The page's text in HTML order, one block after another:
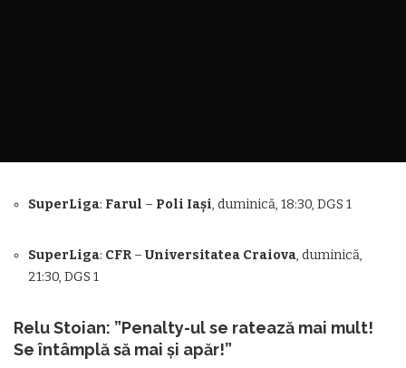
SuperLiga: Farul – Poli Iași, duminică, 18:30, DGS 1
SuperLiga: CFR – Universitatea Craiova, duminică,
21:30, DGS 1
Relu Stoian: ”Penalty-ul se ratează mai mult!
Se întâmplă să mai și apăr!”